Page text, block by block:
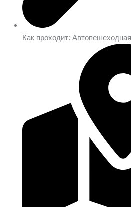
Как проходит: Автопешеходная